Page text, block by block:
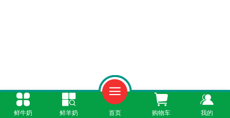
一、线上订购更省心
鲜牛奶 鲜羊奶 首页 购物车 我的